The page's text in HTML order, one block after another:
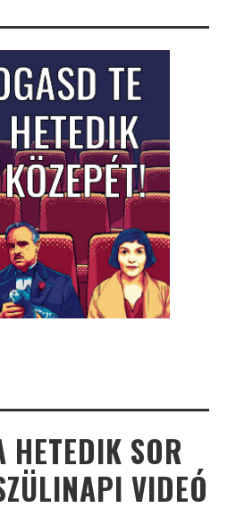
HETEDIK SOR
VIDEÓ